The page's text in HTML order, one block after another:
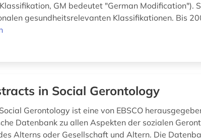
GM bedeutet "German Modification").
gesundheitsrelevanten Klassifikationen. Bis
in Social Gerontology
Gerontology ist eine von EBSCO
Datenbank zu allen Aspekten der sozialen
Alterns oder Gesellschaft und Altern. Die